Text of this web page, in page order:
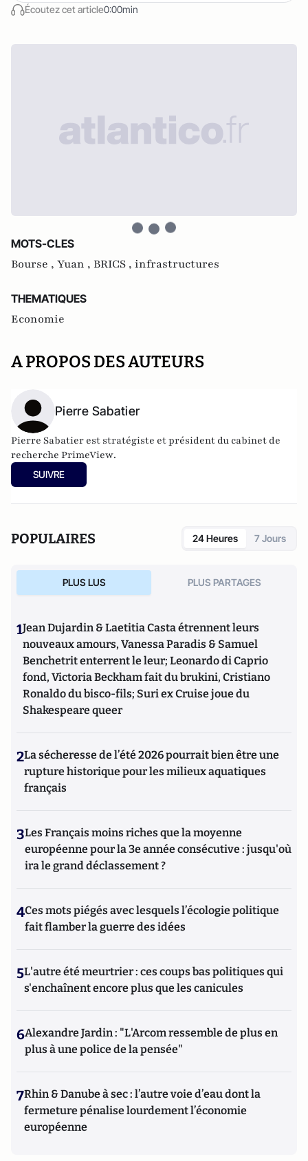
Écoutez cet article0:00min
MOTS-CLES
Bourse , Yuan , BRICS , infrastructures
THEMATIQUES
Economie
A PROPOS DES AUTEURS
Pierre Sabatier
Pierre Sabatier est stratégiste et président du cabinet de
recherche PrimeView.
SUIVRE
POPULAIRES 24 Heures 7 Jours
PLUS LUS PLUS PARTAGES
1Jean Dujardin & Laetitia Casta étrennent leurs
nouveaux amours, Vanessa Paradis & Samuel
Benchetrit enterrent le leur; Leonardo di Caprio
fond, Victoria Beckham fait du brukini, Cristiano
Ronaldo du bisco-fils; Suri ex Cruise joue du
Shakespeare queer
2La sécheresse de l’été 2026 pourrait bien être une
rupture historique pour les milieux aquatiques
français
3Les Français moins riches que la moyenne
européenne pour la 3e année consécutive : jusqu'où
ira le grand déclassement ?
4Ces mots piégés avec lesquels l’écologie politique
fait flamber la guerre des idées
5L'autre été meurtrier : ces coups bas politiques qui
s'enchaînent encore plus que les canicules
6Alexandre Jardin : "L'Arcom ressemble de plus en
plus à une police de la pensée"
7Rhin & Danube à sec : l’autre voie d’eau dont la
fermeture pénalise lourdement l’économie
européenne